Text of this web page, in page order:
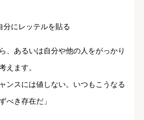
分にレッテルを貼る
、あるいは自分や他の人をがっかり
えます。
ンスには値しない。いつもこうなる
べき存在だ」